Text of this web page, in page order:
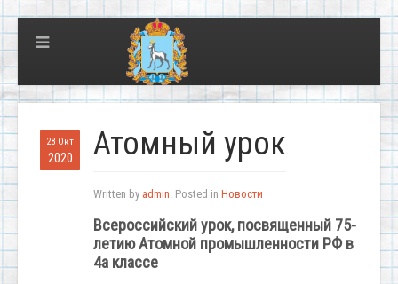
28 Окт
2020 Атомный урок
Written by admin. Posted in Новости
Всероссийский урок,посвященный 75-
летию Атомной промышленности РФв
4а классе